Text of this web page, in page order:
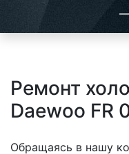
Ремонт
Daewoo FR
Обращаясь в нашу